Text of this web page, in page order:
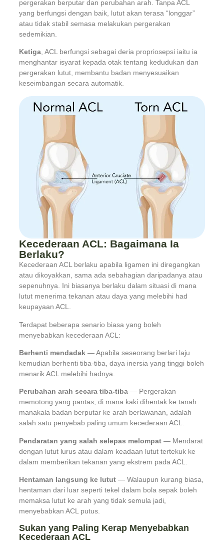
pergerakan berputar dan perubahan arah. Tanpa ACL
yang berfungsi dengan baik, lutut akan terasa “longgar”
atau tidak stabil semasa melakukan pergerakan
sedemikian.
Ketiga, ACL berfungsi sebagai deria propriosepsi iaitu ia
menghantar isyarat kepada otak tentang kedudukan dan
pergerakan lutut, membantu badan menyesuaikan
keseimbangan secara automatik.
Kecederaan ACL: Bagaimana Ia
Berlaku?
Kecederaan ACL berlaku apabila ligamen ini diregangkan
atau dikoyakkan, sama ada sebahagian daripadanya atau
sepenuhnya. Ini biasanya berlaku dalam situasi di mana
lutut menerima tekanan atau daya yang melebihi had
keupayaan ACL.
Terdapat beberapa senario biasa yang boleh
menyebabkan kecederaan ACL:
Berhenti mendadak — Apabila seseorang berlari laju
kemudian berhenti tiba-tiba, daya inersia yang tinggi boleh
menarik ACL melebihi hadnya.
Perubahan arah secara tiba-tiba — Pergerakan
memotong yang pantas, di mana kaki dihentak ke tanah
manakala badan berputar ke arah berlawanan, adalah
salah satu penyebab paling umum kecederaan ACL.
Pendaratan yang salah selepas melompat — Mendarat
dengan lutut lurus atau dalam keadaan lutut tertekuk ke
dalam memberikan tekanan yang ekstrem pada ACL.
Hentaman langsung ke lutut — Walaupun kurang biasa,
hentaman dari luar seperti tekel dalam bola sepak boleh
memaksa lutut ke arah yang tidak semula jadi,
menyebabkan ACL putus.
Sukan yang Paling Kerap Menyebabkan
Kecederaan ACL